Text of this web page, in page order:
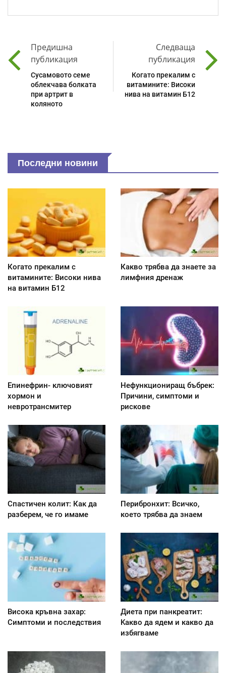
Предишна
публикация
Сусамовото семе
облекчава болката
при артрит в
коляното
Следваща
публикация
Когато прекалим с
витамините: Високи
нива на витамин Б12
Последни новини
Когато прекалим с
витамините: Високи нива
на витамин Б12
Какво трябва да знаете за
лимфния дренаж
Епинефрин- ключовият
хормон и
невротрансмитер
Нефункциониращ бъбрек:
Причини, симптоми и
рискове
Спастичен колит: Как да
разберем, че го имаме
Перибронхит: Всичко,
което трябва да знаем
Висока кръвна захар:
Симптоми и последствия
Диета при панкреатит:
Kакво да ядем и какво да
избягваме